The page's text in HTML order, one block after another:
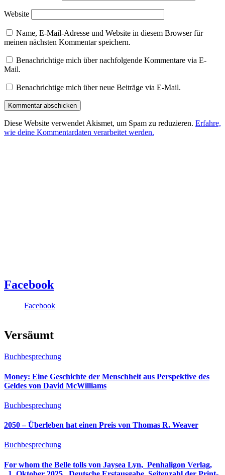
Website
Name, E-Mail-Adresse und Website in diesem Browser für
meinen nächsten Kommentar speichern.
Benachrichtige mich über nachfolgende Kommentare via E-
Mail.
Benachrichtige mich über neue Beiträge via E-Mail.
Diese Website verwendet Akismet, um Spam zu reduzieren. Erfahre,
wie deine Kommentardaten verarbeitet werden.
Facebook
Facebook
Versäumt
Buchbesprechung
Money: Eine Geschichte der Menschheit aus Perspektive des
Geldes von David McWilliams
Buchbesprechung
2050 – Überleben hat einen Preis von Thomas R. Weaver
Buchbesprechung
For whom the Belle tolls von Jaysea Lyn, ‎ Penhaligon Verlag,